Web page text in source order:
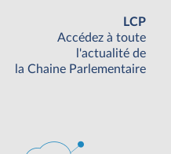
LCP
Accédez à toute
l'actualité de
la Chaine Parlementaire